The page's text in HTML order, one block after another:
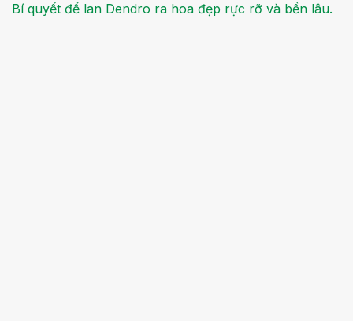
Bí quyết để lan Dendro ra hoa đẹp rực rỡ và bền lâu.